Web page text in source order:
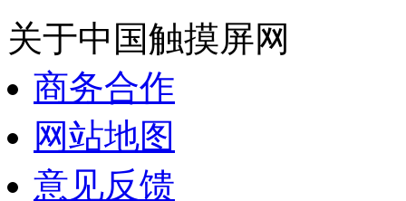
关于中国触摸屏网
商务合作
网站地图
意见反馈